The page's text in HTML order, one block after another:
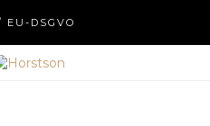
EU-DSGVO